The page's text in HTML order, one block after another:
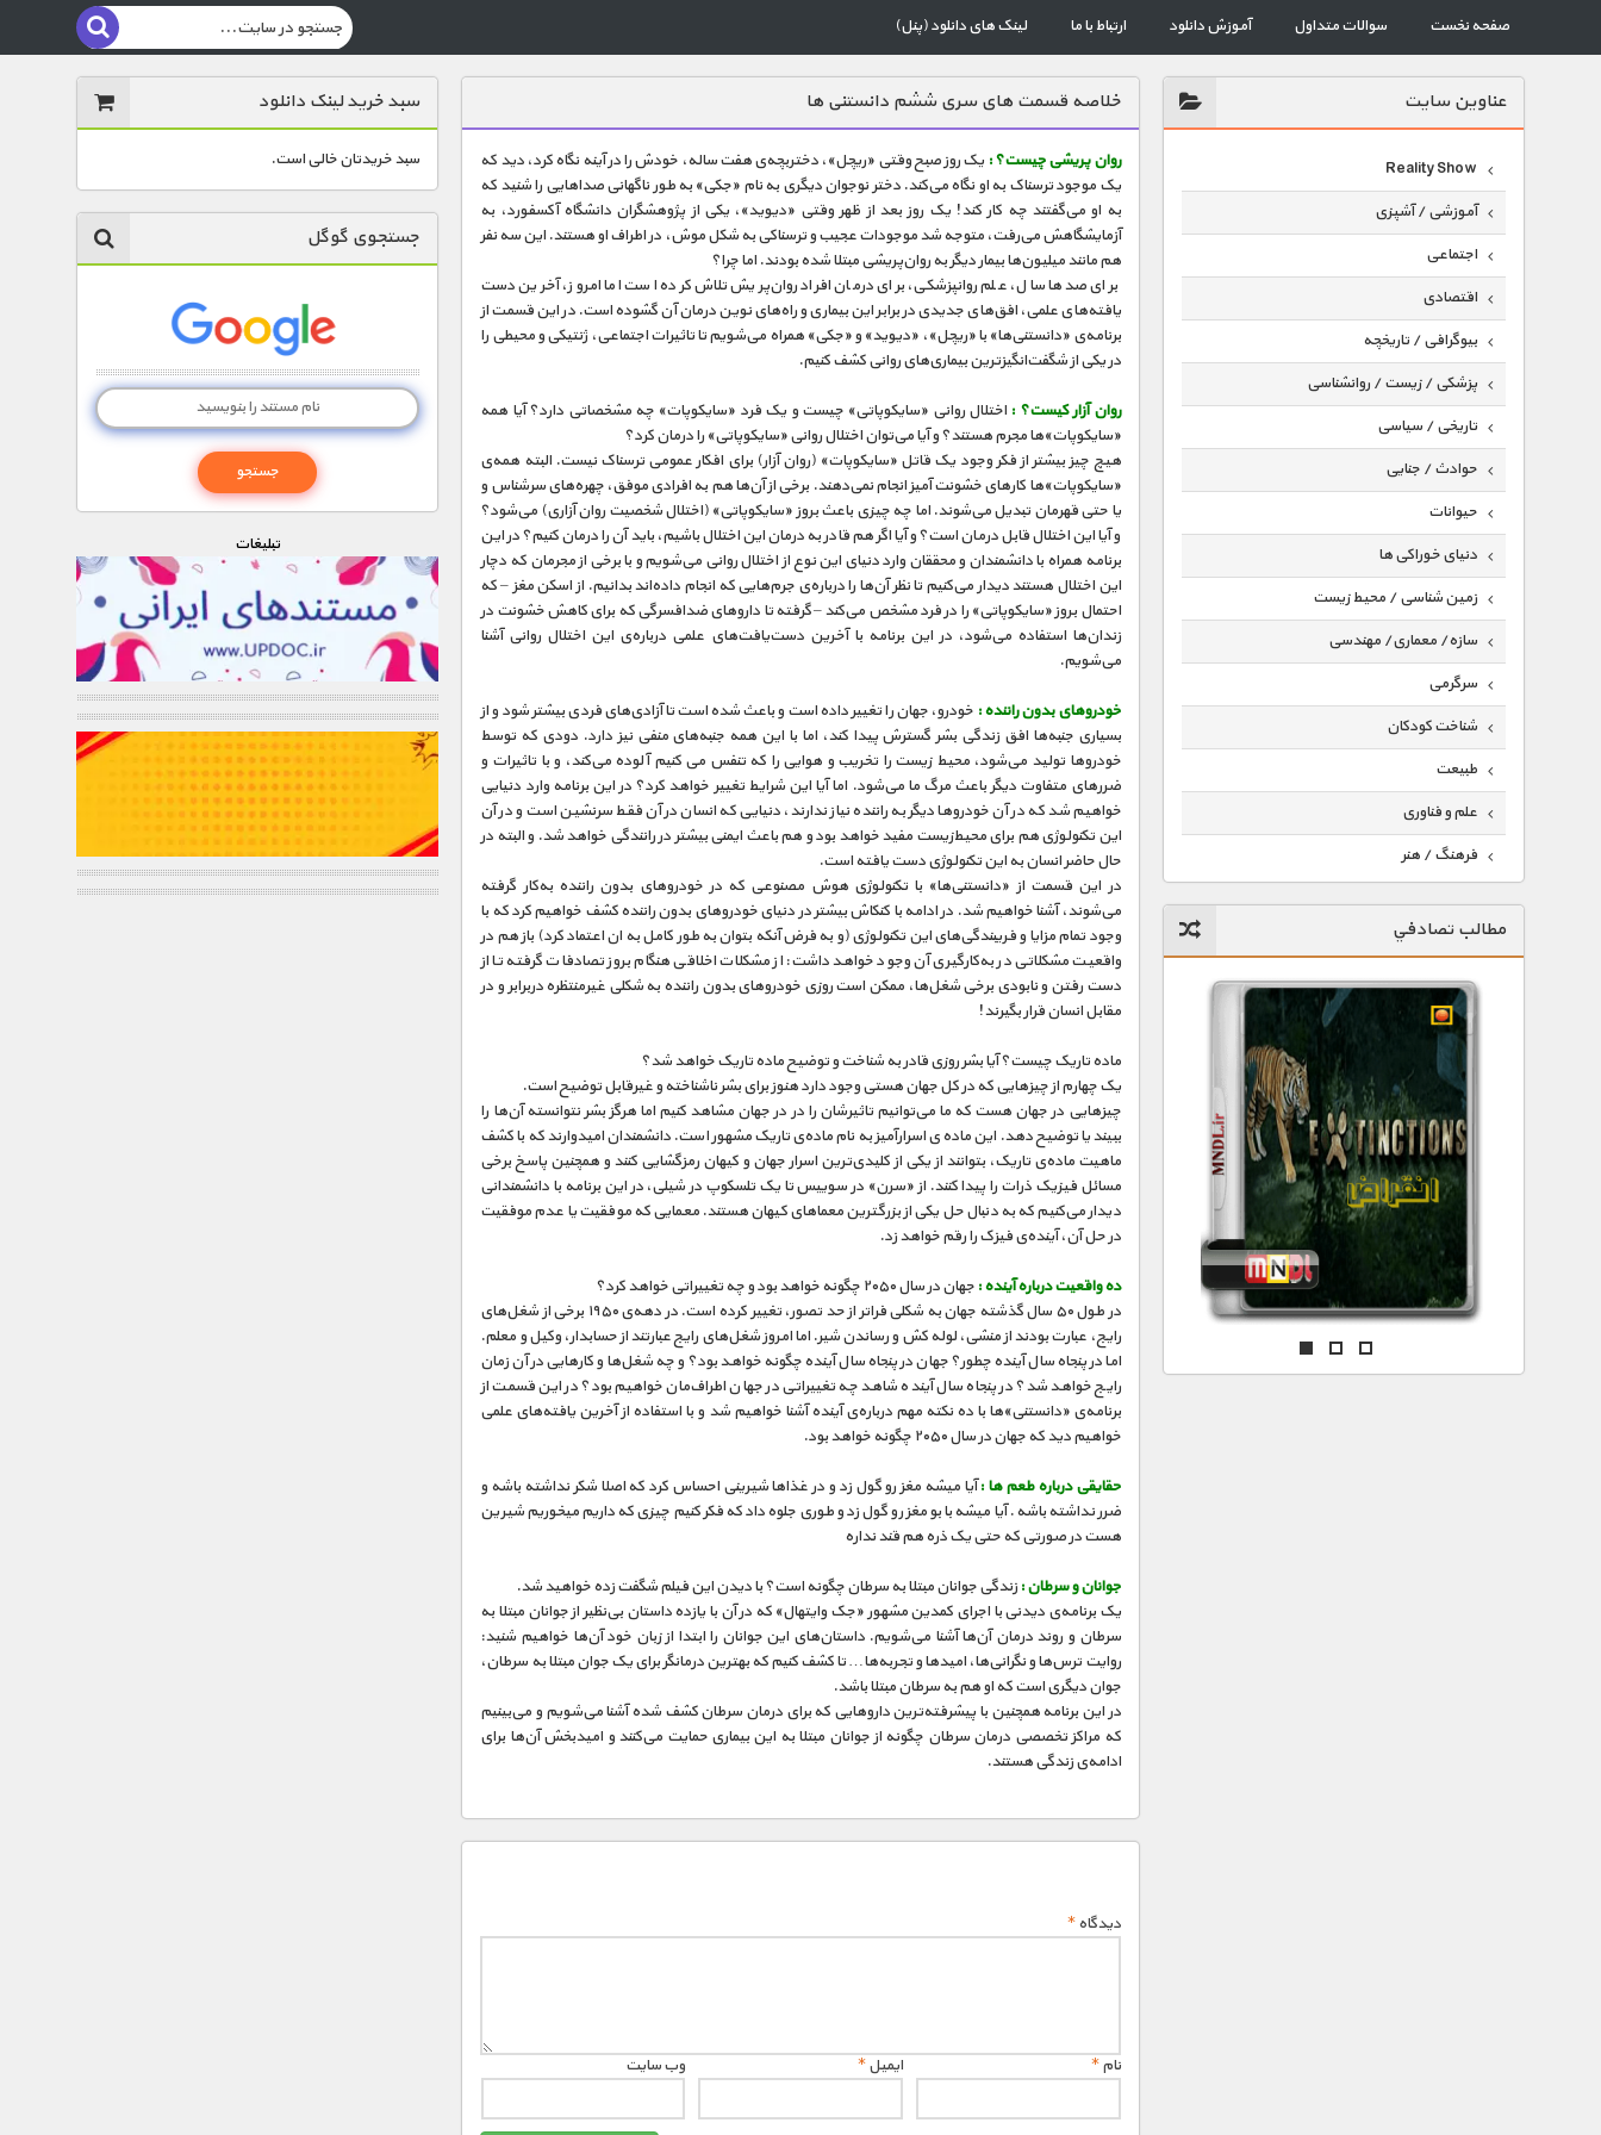
صفحه نخست سوالات متداول آموزش دانلود ارتباط با ما لینک های دانلود (پنل)
عناوين سايت
Reality Show
آموزشی / آشپزی
اجتماعی
اقتصادی
بیوگرافی / تاریخچه
پزشکی / زیست / روانشناسی
تاریخی / سیاسی
حوادث / جنایی
حیوانات
دنیای خوراکی ها
زمین شناسی / محیط زیست
سازه/ معماری/ مهندسی
سرگرمی
شناخت کودکان
طبیعت
علم و فناوری
فرهنگ / هنر
گردشگری
ماورایی
مسابقات / ورزشی
مستند های اختصاصی
مطالب تصادفي
خلاصه قسمت های سری ششم دانستنی ها
روان‌ پریشی چیست؟ : یک روز صبح وقتی «ریچل»، دختربچه‌ی هفت ساله، خودش را در آینه نگاه کرد، دید که
یک موجود ترسناک به او نگاه می‌کند. دختر نوجوان دیگری به نام «جکی» به طور ناگهانی صداهایی را شنید که
به او می‌گفتند چه کار کند! یک روز بعد از ظهر وقتی «دیوید»، یکی از پژوهشگران دانشگاه آکسفورد، به
آزمایشگاهش می‌رفت، متوجه شد موجودات عجیب و ترسناکی به شکل موش، در اطراف او هستند. این سه نفر
هم مانند میلیون‌ها بیمار دیگر به روان‌پریشی مبتلا شده بودند. اما چرا؟
برای صدها سال، علم روانپزشکی، برای درمان افراد روان‌پریش تلاش کرده است اما امروز، آخرین دست
یافته‌های علمی، افق‌های جدیدی در برابر این بیماری و راه‌های نوین درمان آن گشوده است. در این قسمت از
برنامه‌ی «دانستنی‌ها» با «ریچل»، «دیوید» و «جکی» همراه می‌شویم تا تاثیرات اجتماعی، ژنتیکی و محیطی را
در یکی از شگفت‌انگیزترین بیماری‌های روانی کشف کنیم.
روان‌ آزار کیست؟ : اختلال روانی «سایکوپاتی» چیست و یک فرد «سایکوپات» چه مشخصاتی دارد؟ آیا همه
«سایکوپات»ها مجرم هستند؟ و آیا می‌توان اختلال روانی «سایکوپاتی» را درمان کرد؟
هیچ چیز بیشتر از فکر وجود یک قاتل «سایکوپات» (روان آزار) برای افکار عمومی ترسناک نیست. البته همه‌ی
«سایکوپات»‌ها کارهای خشونت آمیز انجام نمی‌دهند. برخی از آن‌ها هم به افرادی موفق، چهره‌های سرشناس و
یا حتی قهرمان تبدیل می‌شوند. اما چه چیزی باعث بروز «سایکوپاتی» (اختلال شخصیت روان آزاری) می‌شود؟
و آیا این اختلال قابل درمان است؟ و آیا اگر هم قادر به درمان این اختلال باشیم، باید آن را درمان کنیم؟ در این
برنامه همراه با دانشمندان و محققان وارد دنیای این نوع از اختلال روانی می‌شویم و با برخی از مجرمان که دچار
این اختلال هستند دیدار می‌کنیم تا نظر آن‌ها را درباره‌ی جرم‌هایی که انجام داده‌اند بدانیم. از اسکن مغز – که
احتمال بروز «سایکوپاتی» را در فرد مشخص می‌کند – گرفته تا داروهای ضدافسرگی که برای کاهش خشونت در
زندان‌ها استفاده می‌شود، در این برنامه با آخرین دست‌یافت‌های علمی درباره‌ی این اختلال روانی آشنا
می‌شویم.
خودروهای بدون راننده : خودرو، جهان را تغییر داده است و باعث شده است تا آزادی‌های فردی بیشتر شود و از
بسیاری جنبه‌ها افق زندگی بشر گسترش پیدا کند، اما با این همه جنبه‌های منفی نیز دارد. دودی که توسط
خودروها تولید می‌شود، محیط زیست را تخریب و هوایی را که تنفس می کنیم آلوده می‌کند، و با تاثیرات و
ضررهای متفاوت دیگر باعث مرگ ما می‌شود. اما آیا این شرایط تغییر خواهد کرد؟ در این برنامه وارد دنیایی
خواهیم شد که در آن خودروها دیگر به راننده نیاز ندارند، دنیایی که انسان در آن فقط سرنشین است و در آن
این تکنولوژی هم برای محیط‌زیست مفید خواهد بود و هم باعث ایمنی بیشتر در رانندگی خواهد شد. و البته در
حال حاضر انسان به این تکنولوژی دست یافته است.
در این قسمت از «دانستنی‌ها» با تکنولوژی هوش مصنوعی که در خودروهای بدون راننده به‌کار گرفته
می‌شوند، آشنا خواهیم شد. در ادامه با کنکاش بیشتر در دنیای خودروهای بدون راننده کشف خواهیم کرد که با
وجود تمام مزایا و فریبندگی‌های این تکنولوژی (و به فرض آنکه بتوان به طور کامل به ان اعتماد کرد) باز هم در
واقعیت مشکلاتی در به‌کارگیری آن وجود خواهد داشت: از مشکلات اخلاقی هنگام بروز تصادفات گرفته تا از
دست رفتن و نابودی برخی شغل‌ها، ممکن است روزی خودروهای بدون راننده به شکلی غیرمنتظره دربرابر و در
مقابل انسان قرار بگیرند!
ماده‌ تاریک چیست؟ آیا بشر روزی قادر به شناخت و توضیح ماده‌ تاریک خواهد شد؟
یک چهارم از چیزهایی که در کل جهان هستی وجود دارد هنوز برای بشر ناشناخته و غیرقابل توضیح است.
چیزهایی در جهان هست که ما می‌توانیم تاثیرشان را در در جهان مشاهد کنیم اما هرگز بشر نتوانسته آن‌ها را
ببیند یا توضیح دهد. این ماده ی اسرارآمیز به نام ماده‌ی تاریک مشهور است. دانشمندان امیدوارند که با کشف
ماهیت ماده‌ی تاریک، بتوانند از یکی از کلیدی‌ترین اسرار جهان و کیهان رمزگشایی کنند و همچنین پاسخ برخی
مسائل فیزیک ذرات را پیدا کنند. از «سرن» در سوییس تا یک تلسکوپ در شیلی، در این برنامه با دانشمندانی
دیدار می‌کنیم که به دنبال حل یکی از بزرگترین معماهای کیهان هستند. معمایی که موفقیت یا عدم موفقیت
در حل آن، آینده‌ی فیزک را رقم خواهد زد.
ده واقعیت درباره‌ آینده : جهان در سال ۲۰۵۰ چگونه خواهد بود و چه تغییراتی خواهد کرد؟
در طول ۵۰ سال گذشته جهان به شکلی فراتر از حد تصور، تغییر کرده است. در دهه‌ی ۱۹۵۰ برخی از شغل‌های
رایج، عبارت بودند از منشی، لوله کش و رساندن شیر. اما امروز شغل‌های رایج عبارتند از حسابدار، وکیل و معلم.
اما در پنجاه سال آینده چطور؟ جهان در پنجاه سال آینده چگونه خواهد بود؟ و چه شغل‌ها و کارهایی در آن زمان
رایج خواهد شد؟ در پنجاه سال آینده شاهد چه تغییراتی در جهان اطراف‌مان خواهیم بود؟ در این قسمت از
برنامه‌ی «دانستنی»ها با ده نکته مهم درباره‌ی آینده آشنا خواهیم شد و با استفاده از آخرین یافته‌های علمی
خواهیم دید که جهان در سال ۲۰۵۰ چگونه خواهد بود.
حقایقی درباره طعم ها : آیا میشه مغز رو گول زد و در غذاها شیرینی احساس کرد که اصلا شکر نداشته باشه و
ضرر نداشته باشه . آیا میشه با بو مغز رو گول زد و طوری جلوه داد که فکر کنیم چیزی که داریم میخوریم شیرین
هست در صورتی که حتی یک ذره هم قند نداره
جوانان و سرطان : زندگی جوانان مبتلا به سرطان چگونه است؟ با دیدن این فیلم شگفت زده خواهید شد.
یک برنامه‌ی دیدنی با اجرای کمدین مشهور «جک وایتهال» که در آن با یازده داستان بی‌نظیر از جوانان مبتلا به
سرطان و روند درمان آن‌ها آشنا می‌شویم. داستان‌های این جوانان را ابتدا از زبان خود آن‌ها خواهیم شنید:
روایت ترس‌ها و نگرانی‌ها، امیدها و تجربه‌ها… تا کشف کنیم که بهترین درمانگر برای یک جوان مبتلا به سرطان،
جوان دیگری است که او هم به سرطان مبتلا باشد.
در این برنامه همچنین با پیشرفته‌ترین داروهایی که برای درمان سرطان کشف شده آشنا می‌شویم و می‌بینیم
که مراکز تخصصی درمان سرطان چگونه از جوانان مبتلا به این بیماری حمایت می‌کنند و امیدبخش آن‌ها برای
ادامه‌ی زندگی هستند.
دیدگاه*
نام* ایمیل* وب‌ سایت
سبد خرید لینک دانلود
سبد خریدتان خالی است.
جستجوی گوگل
تبليغات